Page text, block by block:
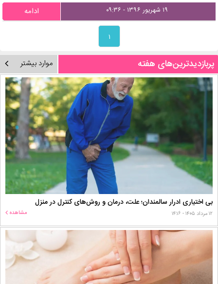
۱۹ شهریور ۱۳۹۶ - ۰۹:۳۶ ادامه
۱
پربازدیدترین‌های هفته موارد بیشتر
بی اختیاری ادرار سالمندان؛ علت، درمان و روش‌های کنترل در منزل
۱۲ مرداد ۱۴۰۵ - ۱۴:۱۶ مشاهده